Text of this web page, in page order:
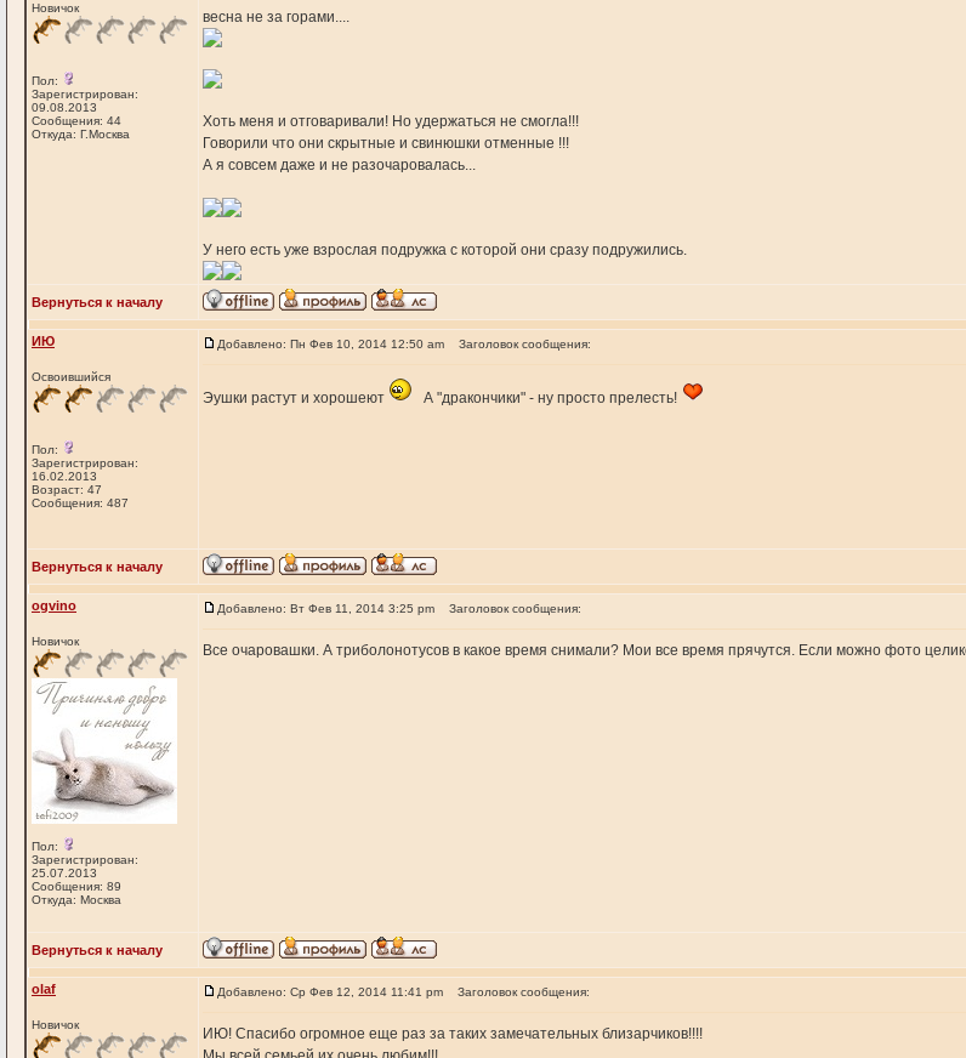
Новичок
Пол:
Зарегистрирован:
09.08.2013
Сообщения: 44
Откуда: Г.Москва
весна не за горами....
Хоть меня и отговаривали! Но удержаться не смогла!!!
Говорили что они скрытные и свинюшки отменные !!!
А я совсем даже и не разочаровалась...
У него есть уже взрослая подружка с которой они сразу подружились.
Вернуться к началу
ИЮ
Освоившийся
Пол:
Зарегистрирован:
16.02.2013
Возраст: 47
Сообщения: 487
Добавлено: Пн Фев 10, 2014 12:50 am Заголовок сообщения:
Эушки растут и хорошеют А "дракончики" - ну просто прелесть!
Вернуться к началу
ogvino
Новичок
Пол:
Зарегистрирован:
25.07.2013
Сообщения: 89
Откуда: Москва
Добавлено: Вт Фев 11, 2014 3:25 pm Заголовок сообщения:
Все очаровашки. А триболонотусов в какое время снимали? Мои все время прячутся. Если можно фото
Вернуться к началу
olaf
Новичок
Добавлено: Ср Фев 12, 2014 11:41 pm Заголовок сообщения:
ИЮ! Спасибо огромное еще раз за таких замечательных близарчиков!!!!